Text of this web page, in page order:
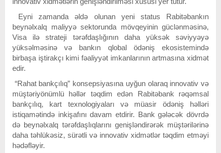
Eyni zamanda əldə olunan yeni status Rabitəbankın
beynəlxalq maliyyə sektorunda mövqeyinin güclənməsinə,
Visa ilə strateji tərəfdaşlığının daha yüksək səviyyəyə
yüksəlməsinə və bankın qlobal ödəniş ekosistemində
birbaşa iştirakçı kimi fəaliyyət imkanlarının artmasına xidmət
edir.
“Rahat bankçılıq” konsepsiyasına uyğun olaraq innovativ və
müştəriyönümlü həllər təqdim edən Rabitəbank rəqəmsal
bankçılıq, kart texnologiyaları və müasir ödəniş həlləri
istiqamətində inkişafını davam etdirir. Bank gələcək dövrdə
də beynəlxalq tərəfdaşlıqlarını genişləndirərək müştərilərinə
daha təhlükəsiz, sürətli və innovativ xidmətlər təqdim etməyi
hədəfləyir.